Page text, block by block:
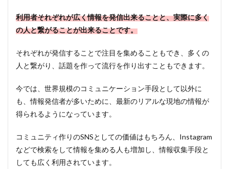
利用者それぞれが広く情報を発信出来ることと、実際に多く
の人と繋がることが出来ることです。
それぞれが発信することで注目を集めることもでき、多くの
人と繋がり、話題を作って流行を作り出すこともできます。
今では、世界規模のコミュニケーション手段として以外に
も、情報発信者が多いために、最新のリアルな現地の情報が
得られるようになっています。
コミュニティ作りのSNSとしての価値はもちろん、Instagram
などで検索をして情報を集める人も増加し、情報収集手段と
しても広く利用されています。